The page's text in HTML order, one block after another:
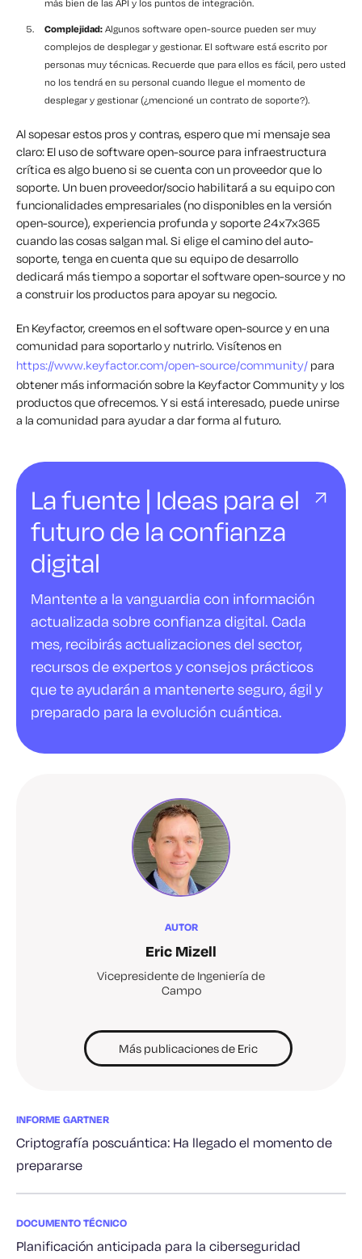
más bien de las API y los puntos de integración.
Complejidad: Algunos software open-source pueden ser muy
complejos de desplegar y gestionar. El software está escrito por
personas muy técnicas. Recuerde que para ellos es fácil, pero usted
no los tendrá en su personal cuando llegue el momento de
desplegar y gestionar (¿mencioné un contrato de soporte?).
Al sopesar estos pros y contras, espero que mi mensaje sea
claro: El uso de software open-source para infraestructura
crítica es algo bueno si se cuenta con un proveedor que lo
soporte. Un buen proveedor/socio habilitará a su equipo con
funcionalidades empresariales (no disponibles en la versión
open-source), experiencia profunda y soporte 24x7x365
cuando las cosas salgan mal. Si elige el camino del auto-
soporte, tenga en cuenta que su equipo de desarrollo
dedicará más tiempo a soportar el software open-source y no
a construir los productos para apoyar su negocio.
En Keyfactor, creemos en el software open-source y en una
comunidad para soportarlo y nutrirlo. Visítenos en
https://www.keyfactor.com/open-source/community/ para
obtener más información sobre la Keyfactor Community y los
productos que ofrecemos. Y si está interesado, puede unirse
a la comunidad para ayudar a dar forma al futuro.
La fuente | Ideas para el
futuro de la confianza
digital
Mantente a la vanguardia con información
actualizada sobre confianza digital. Cada
mes, recibirás actualizaciones del sector,
recursos de expertos y consejos prácticos
que te ayudarán a mantenerte seguro, ágil y
preparado para la evolución cuántica.
AUTOR
Eric Mizell
Vicepresidente de Ingeniería de
Campo
Más publicaciones de Eric
INFORME GARTNER
Criptografía poscuántica: Ha llegado el momento de
prepararse
DOCUMENTO TÉCNICO
Planificación anticipada para la ciberseguridad